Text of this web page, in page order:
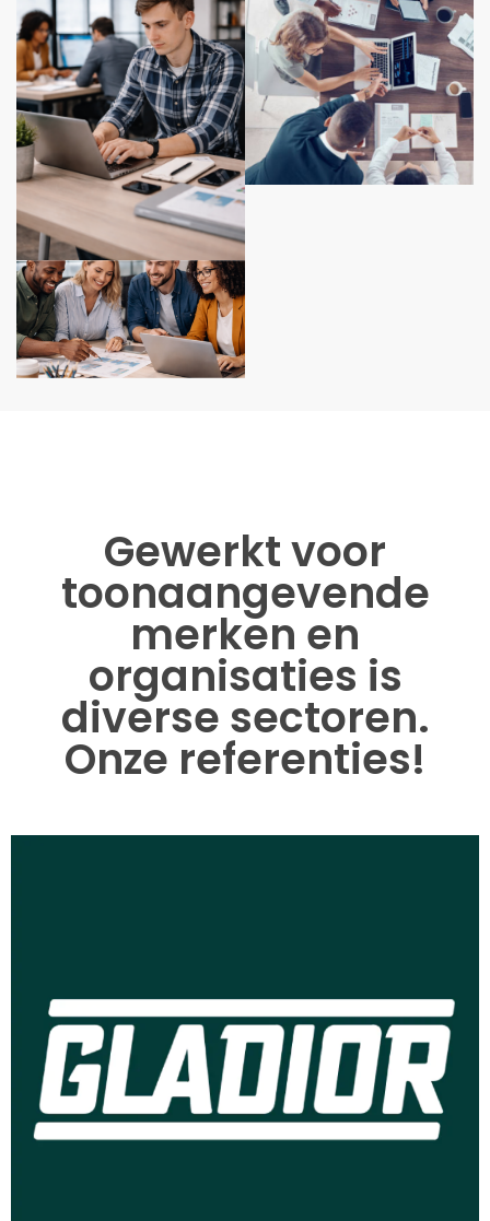
Gewerkt voor
toonaangevende
merken en
organisaties is
diverse sectoren.
Onze referenties!